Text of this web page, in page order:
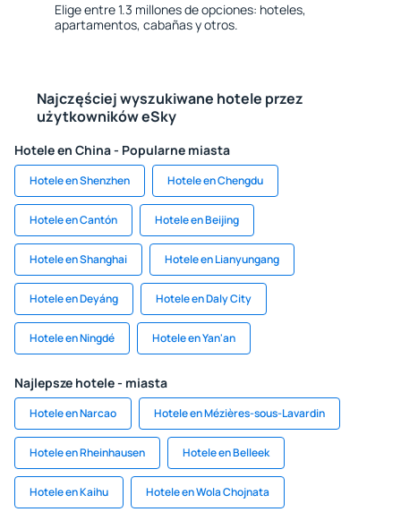
Elige entre 1.3 millones de opciones: hoteles,
apartamentos, cabañas y otros.
Najczęściej wyszukiwane hotele przez
użytkowników eSky
Hotele en China - Popularne miasta
Hotele en Shenzhen Hotele en Chengdu
Hotele en Cantón Hotele en Beijing
Hotele en Shanghai Hotele en Lianyungang
Hotele en Deyáng Hotele en Daly City
Hotele en Ningdé Hotele en Yan'an
Najlepsze hotele - miasta
Hotele en Narcao Hotele en Mézières-sous-Lavardin
Hotele en Rheinhausen Hotele en Belleek
Hotele en Kaihu Hotele en Wola Chojnata